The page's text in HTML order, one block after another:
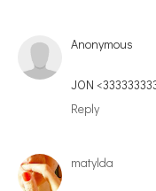
Anonymous
JON
Reply
matylda